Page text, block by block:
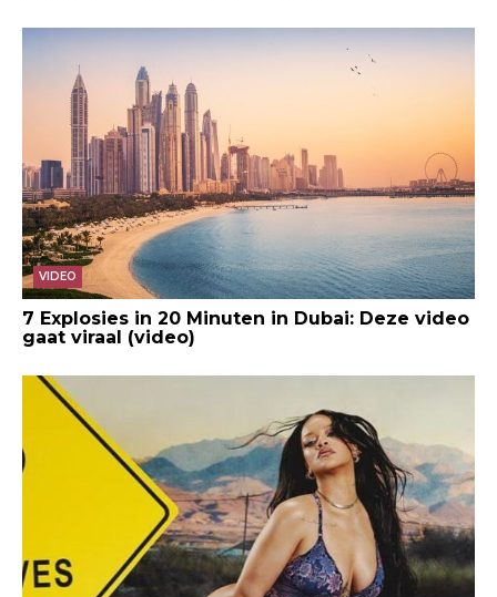
VIDEO
7 Explosies in 20 Minuten in Dubai: Deze video
gaat viraal (video)